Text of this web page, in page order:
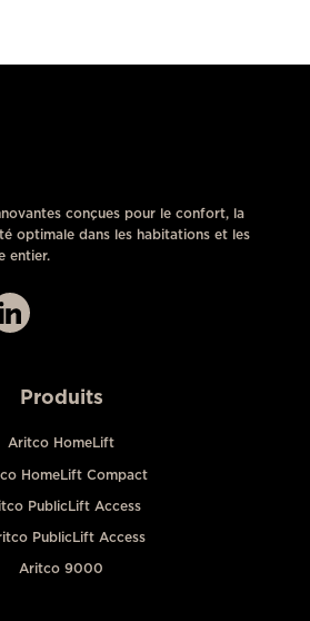
conçues pour le confort, la
optimale dans les habitations et les
entier.
Produits
Aritco HomeLift
HomeLift Compact
PublicLift Access
PublicLift Access
Aritco 9000